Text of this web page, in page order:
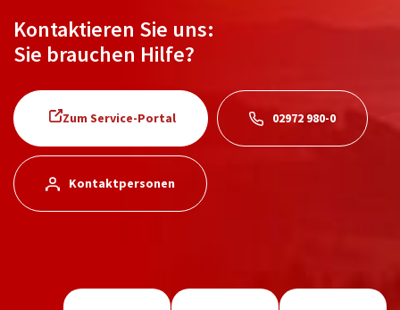
Kontaktieren Sie uns:
Sie brauchen Hilfe?
Zum Service-Portal 02972 980-0
Kontaktpersonen